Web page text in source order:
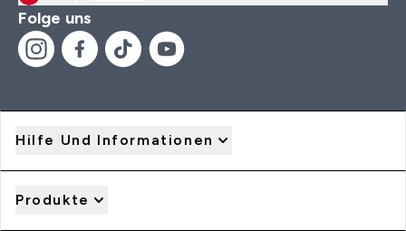
Folge uns
Hilfe Und Informationen
Produkte